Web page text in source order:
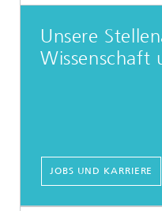
Unsere
Wissenschaft
JOBS UND KARRIERE